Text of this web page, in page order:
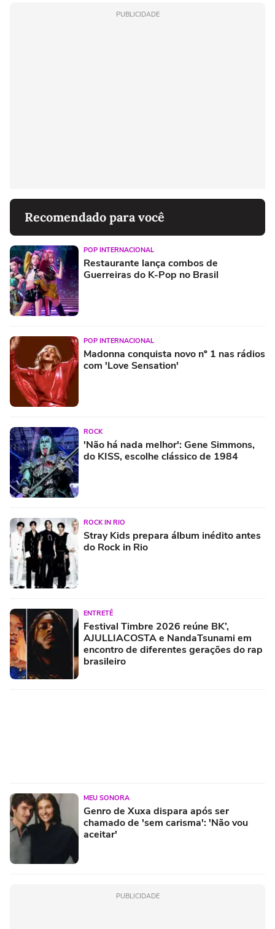
PUBLICIDADE
Recomendado para você
POP INTERNACIONAL
Restaurante lança combos de
Guerreiras do K-Pop no Brasil
POP INTERNACIONAL
Madonna conquista novo nº 1 nas rádios
com 'Love Sensation'
ROCK
'Não há nada melhor': Gene Simmons,
do KISS, escolhe clássico de 1984
ROCK IN RIO
Stray Kids prepara álbum inédito antes
do Rock in Rio
ENTRETÊ
Festival Timbre 2026 reúne BK’,
AJULLIACOSTA e NandaTsunami em
encontro de diferentes gerações do rap
brasileiro
MEU SONORA
Genro de Xuxa dispara após ser
chamado de 'sem carisma': 'Não vou
aceitar'
PUBLICIDADE